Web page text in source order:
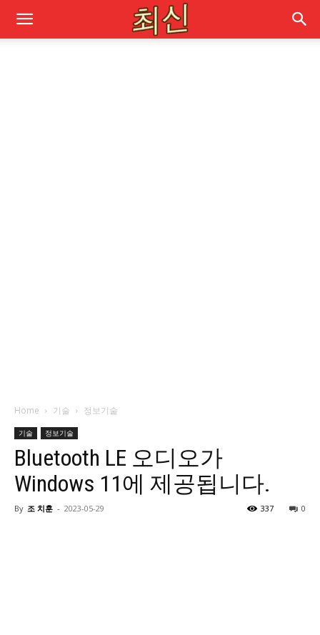
Home 기술 정보기술
기술 정보기술
Bluetooth LE 오디오가
Windows 11에 제공됩니다.
By 조 치훈 - 2023-05-29 0
337